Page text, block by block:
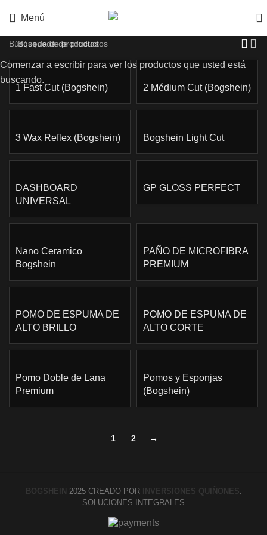
Menú
1 Fast Cut (Bogshein) 2 Médium Cut (Bogshein)
3 Wax Reflex (Bogshein) Bogshein Light Cut
DASHBOARD
UNIVERSAL
GP GLOSS PERFECT
Nano Ceramico
Bogshein
PAÑO DE MICROFIBRA
PREMIUM
POMO DE ESPUMA DE
ALTO BRILLO
POMO DE ESPUMA DE
ALTO CORTE
Pomo Doble de Lana
Premium
Pomos y Esponjas
(Bogshein)
1 2 →
BOGSHEIN 2025 CREADO POR INVERSIONES QUIÑONES.
SOLUCIONES INTEGRALES
Comenzar a escribir para ver los productos que usted está
buscando.